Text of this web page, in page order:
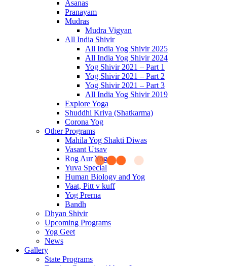
Asanas
Pranayam
Mudras
Mudra Vigyan
All India Shivir
All India Yog Shivir 2025
All India Yog Shivir 2024
Yog Shivir 2021 – Part 1
Yog Shivir 2021 – Part 2
Yog Shivir 2021 – Part 3
All India Yog Shivir 2019
Explore Yoga
Shuddhi Kriya (Shatkarma)
Corona Yog
Other Programs
Mahila Yog Shakti Diwas
Vasant Utsav
Rog Aur Yog
Yuva Special
Human Biology and Yog
Vaat, Pitt v kuff
Yog Prerna
Bandh
Dhyan Shivir
Upcoming Programs
Yog Geet
News
Gallery
State Programs